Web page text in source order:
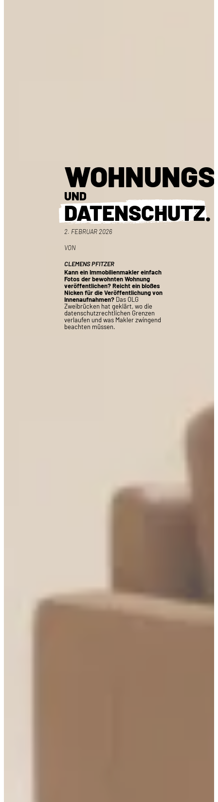
UND
DATENSCHUTZ.
2. FEBRUAR 2026
VON
CLEMENS PFITZER
Kann ein Immobilienmakler einfach
Fotos der bewohnten Wohnung
veröffentlichen? Reicht ein bloßes
Nicken für die Veröffentlichung von
Innenaufnahmen? Das OLG
Zweibrücken hat geklärt, wo die
datenschutzrechtlichen Grenzen
verlaufen und was Makler zwingend
beachten müssen.